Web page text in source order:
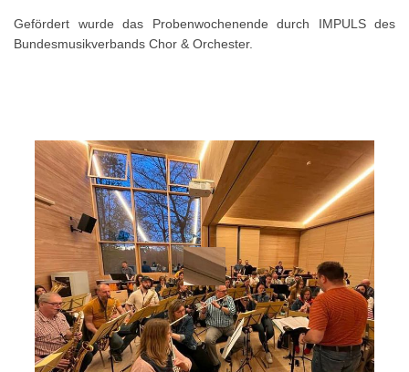
Gefördert wurde das Probenwochenende durch IMPULS des
Bundesmusikverbands Chor & Orchester.